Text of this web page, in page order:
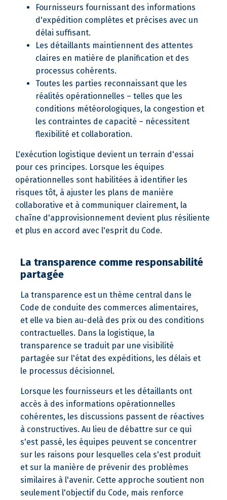
Fournisseurs fournissant des informations
d'expédition complètes et précises avec un
délai suffisant.
Les détaillants maintiennent des attentes
claires en matière de planification et des
processus cohérents.
Toutes les parties reconnaissant que les
réalités opérationnelles – telles que les
conditions météorologiques, la congestion et
les contraintes de capacité – nécessitent
flexibilité et collaboration.
L'exécution logistique devient un terrain d'essai
pour ces principes. Lorsque les équipes
opérationnelles sont habilitées à identifier les
risques tôt, à ajuster les plans de manière
collaborative et à communiquer clairement, la
chaîne d'approvisionnement devient plus résiliente
et plus en accord avec l'esprit du Code.
La transparence comme responsabilité
partagée
La transparence est un thème central dans le
Code de conduite des commerces alimentaires,
et elle va bien au-delà des prix ou des conditions
contractuelles. Dans la logistique, la
transparence se traduit par une visibilité
partagée sur l'état des expéditions, les délais et
le processus décisionnel.
Lorsque les fournisseurs et les détaillants ont
accès à des informations opérationnelles
cohérentes, les discussions passent de réactives
à constructives. Au lieu de débattre sur ce qui
s'est passé, les équipes peuvent se concentrer
sur les raisons pour lesquelles cela s'est produit
et sur la manière de prévenir des problèmes
similaires à l'avenir. Cette approche soutient non
seulement l'objectif du Code, mais renforce